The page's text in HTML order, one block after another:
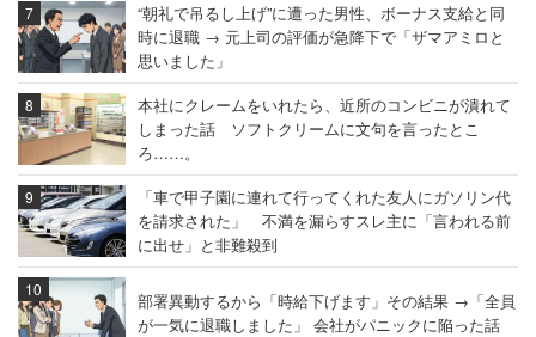
“朝礼で吊るし上げ”に遭った男性、ボーナス支給と同
時に退職 → 元上司の評価が急降下で「ザマアミロと
思いました」
本社にクレームをいれたら、近所のコンビニが潰れて
しまった話 ソフトクリームに文句を言ったとこ
ろ……。
「車で甲子園に連れて行ってくれた友人にガソリン代
を請求された」 不満を漏らすスレ主に「言われる前
に出せ」と非難殺到
部署異動するから「時給下げます」その結果 →「全員
が一気に退職しました」 会社がパニックに陥った話